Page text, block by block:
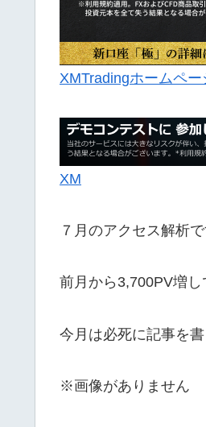
XMTradingホームペー
XM
７月のアクセス解析
前月から3,700PV増し
今月は必死に記事を
※画像がありません